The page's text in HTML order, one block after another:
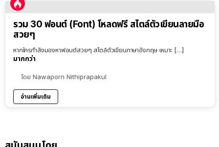
รวม 30 ฟอนต์ (Font) โหลดฟรี สไตล์ตัวเขียนลายมือ
สวยๆ
หากใครกำลังมองหาฟอนต์สวยๆ สไตล์ตัวเขียนภาษาอังกฤษ เหมาะ […]
มากกว่า
โดย Nawaporn Nithiprapakul
อ่านเพิ่มเติม